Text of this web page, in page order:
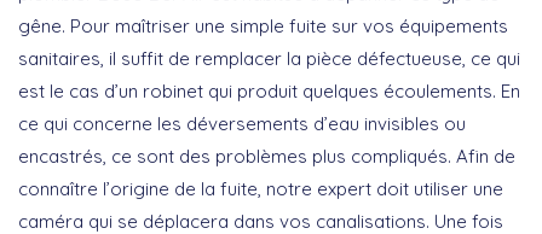
gêne. Pour maîtriser une simple fuite sur vos équipements
sanitaires, il suffit de remplacer la pièce défectueuse, ce qui
est le cas d’un robinet qui produit quelques écoulements. En
ce qui concerne les déversements d’eau invisibles ou
encastrés, ce sont des problèmes plus compliqués. Afin de
connaître l’origine de la fuite, notre expert doit utiliser une
caméra qui se déplacera dans vos canalisations. Une fois